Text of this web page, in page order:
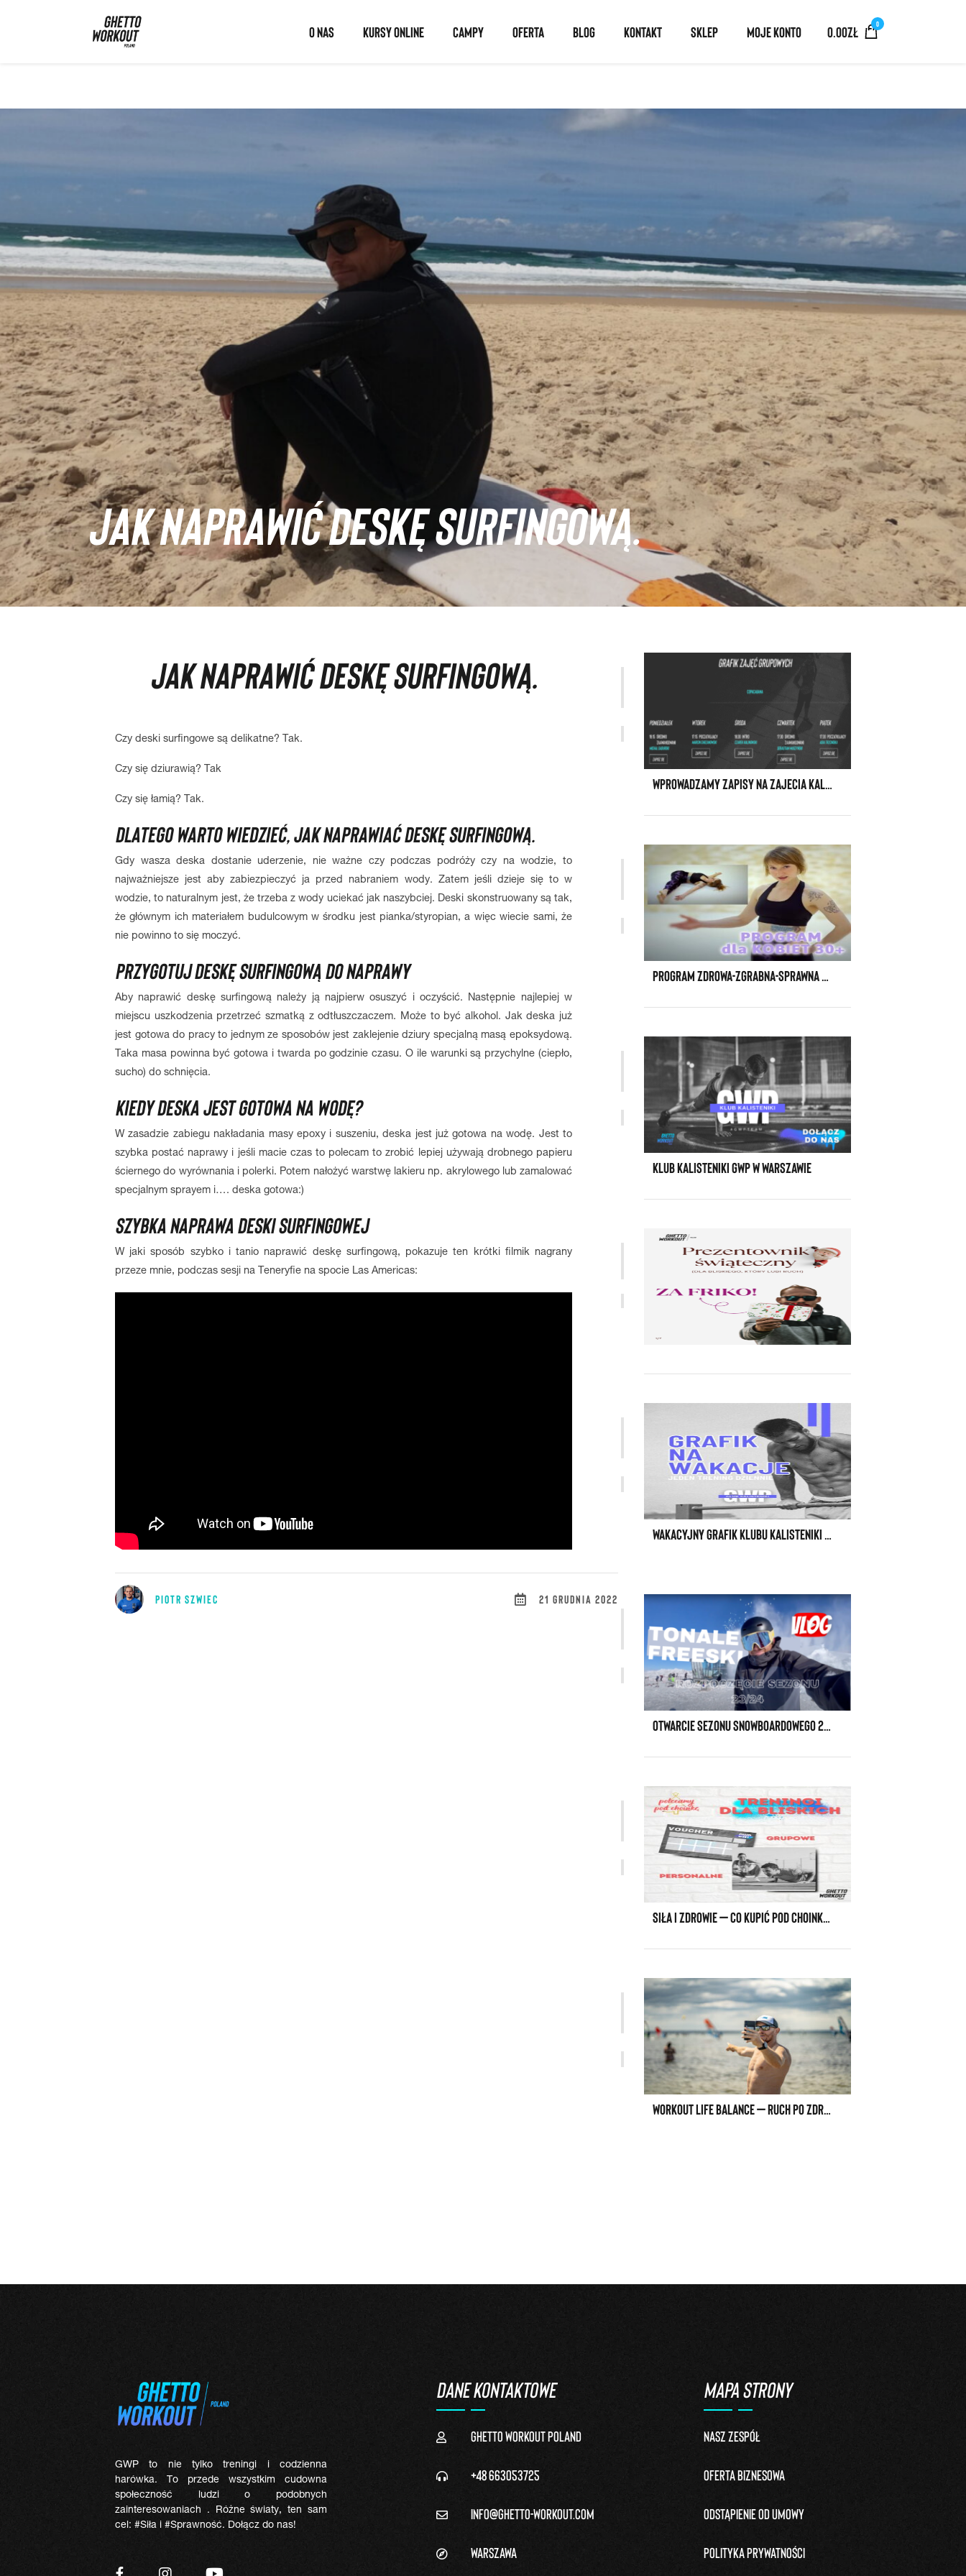
O NAS KURSY ONLINE CAMPY OFERTA BLOG KONTAKT SKLEP MOJE KONTO 0.00ZŁ 0
JAK NAPRAWIĆ DESKĘ SURFINGOWĄ.
JAK NAPRAWIĆ DESKĘ SURFINGOWĄ.
Czy deski surfingowe są delikatne? Tak.
Czy się dziurawią? Tak
Czy się łamią? Tak.
DLATEGO WARTO WIEDZIEĆ, JAK NAPRAWIAĆ DESKĘ SURFINGOWĄ.
Gdy wasza deska dostanie uderzenie, nie ważne czy podczas podróży czy na wodzie, to
najważniejsze jest aby zabiezpieczyć ja przed nabraniem wody. Zatem jeśli dzieje się to w
wodzie, to naturalnym jest, że trzeba z wody uciekać jak naszybciej. Deski skonstruowany są tak,
że głównym ich materiałem budulcowym w środku jest pianka/styropian, a więc wiecie sami, że
nie powinno to się moczyć.
PRZYGOTUJ DESKĘ SURFINGOWĄ DO NAPRAWY
Aby naprawić deskę surfingową należy ją najpierw osuszyć i oczyścić. Następnie najlepiej w
miejscu uszkodzenia przetrzeć szmatką z odtłuszczaczem. Może to być alkohol. Jak deska już
jest gotowa do pracy to jednym ze sposobów jest zaklejenie dziury specjalną masą epoksydową.
Taka masa powinna być gotowa i twarda po godzinie czasu. O ile warunki są przychylne (ciepło,
sucho) do schnięcia.
KIEDY DESKA JEST GOTOWA NA WODĘ?
W zasadzie zabiegu nakładania masy epoxy i suszeniu, deska jest już gotowa na wodę. Jest to
szybka postać naprawy i jeśli macie czas to polecam to zrobić lepiej używają drobnego papieru
ściernego do wyrównania i polerki. Potem nałożyć warstwę lakieru np. akrylowego lub zamalować
specjalnym sprayem i…. deska gotowa:)
SZYBKA NAPRAWA DESKI SURFINGOWEJ
W jaki sposób szybko i tanio naprawić deskę surfingową, pokazuje ten krótki filmik nagrany
przeze mnie, podczas sesji na Teneryfie na spocie Las Americas:
PIOTR SZWIEC 21 GRUDNIA 2022
WPROWADZAMY ZAPISY NA ZAJECIA KALISTENIKI GHETTO WORKOUT
PROGRAM ZDROWA-ZGRABNA-SPRAWNA SPECJALNIE DLA KOBIET PO TRZYDZIESTCE
KLUB KALISTENIKI GWP W WARSZAWIE
WAKACYJNY GRAFIK KLUBU KALISTENIKI GWP W WARSZAWIE
OTWARCIE SEZONU SNOWBOARDOWEGO 23/24 WE WŁOSZECH. VLOG Z WYJAZDU.
SIŁA I ZDROWIE – CO KUPIĆ POD CHOINKĘ NA PREZENT?
WORKOUT LIFE BALANCE – RUCH PO ZDROWIE. NOWA IDEA „TRENINGU”.
GWP to nie tylko treningi i codzienna
harówka. To przede wszystkim cudowna
społeczność ludzi o podobnych
zainteresowaniach . Różne światy, ten sam
cel: #Siła i #Sprawność. Dołącz do nas!
DANE KONTAKTOWE
Ghetto Workout Poland
+48 663053725
info@ghetto-workout.com
Warszawa
MAPA STRONY
Nasz zespół
Oferta biznesowa
Odstąpienie od umowy
Polityka prywatności